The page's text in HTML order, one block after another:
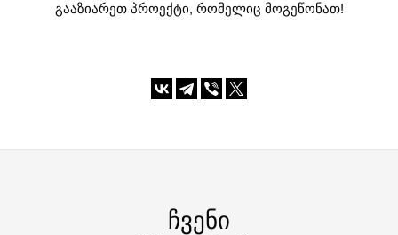
გააზიარეთ პროექტი, რომელიც მოგეწონათ!
ᲩᲕᲔᲜᲘ